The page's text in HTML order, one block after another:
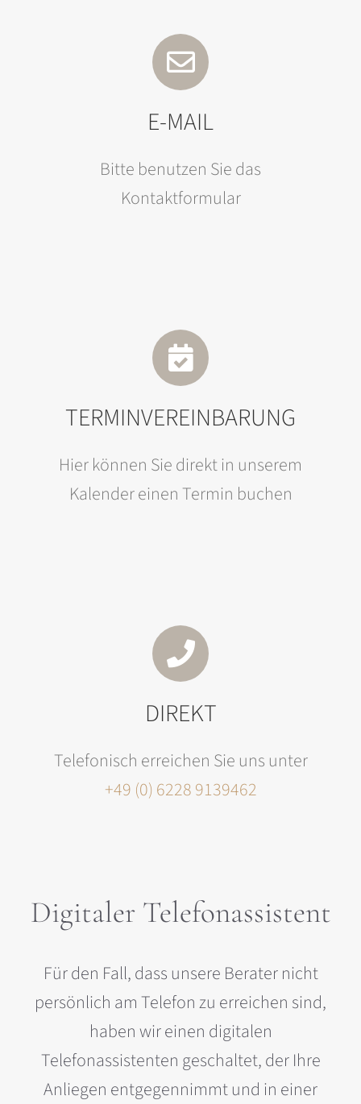
E-MAIL
Bitte benutzen Sie das
Kontaktformular
TERMINVEREINBARUNG
Hier können Sie direkt in unserem
Kalender einen Termin buchen
DIREKT
Telefonisch erreichen Sie uns unter
+49 (0) 6228 9139462
Digitaler Telefonassistent
Für den Fall, dass unsere Berater nicht
persönlich am Telefon zu erreichen sind,
haben wir einen digitalen
Telefonassistenten geschaltet, der Ihre
Anliegen entgegennimmt und in einer